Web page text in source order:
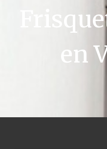
en